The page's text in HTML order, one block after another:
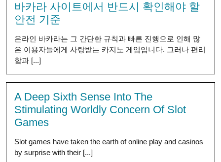
바카라 사이트에서 반드시 확인해야 할
안전 기준
온라인 바카라는 그 간단한 규칙과 빠른 진행으로 인해 많
은 이용자들에게 사랑받는 카지노 게임입니다. 그러나 편리
함과 [...]
A Deep Sixth Sense Into The
Stimulating Worldly Concern Of Slot
Games
Slot games have taken the earth of online play and casinos
by surprise with their [...]